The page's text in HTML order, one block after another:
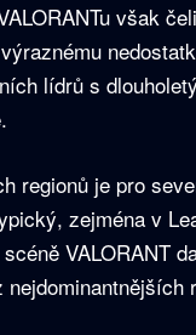
však
lídrů s
regionů je pro
zejména v
VALORANT